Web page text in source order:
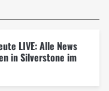
LIVE: Alle News
in Silverstone im